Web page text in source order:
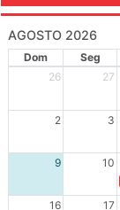
AGOSTO 2026
Dom Seg
26
27
2 3
9 10
16 17